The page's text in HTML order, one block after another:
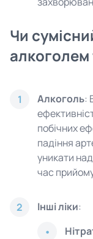
Чи
алкоголем
1 Алкоголь:
побічних
падіння
уникати
час
2 Інші ліки: